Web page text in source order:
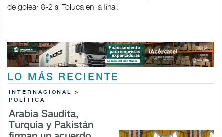
de golear 8-2 al Toluca en la final.
LO MÁS RECIENTE
INTERNACIONAL >
POLÍTICA
Arabia Saudita,
Turquía y Pakistán